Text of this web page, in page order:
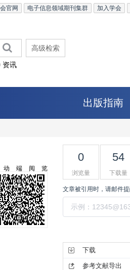
加入学会
电子信息领域期刊集群
官网
资讯
高级检索
出版指南
动端阅览
0
浏览量
54
下载量
文章被引用时，请邮件提
下载
参考文献导出